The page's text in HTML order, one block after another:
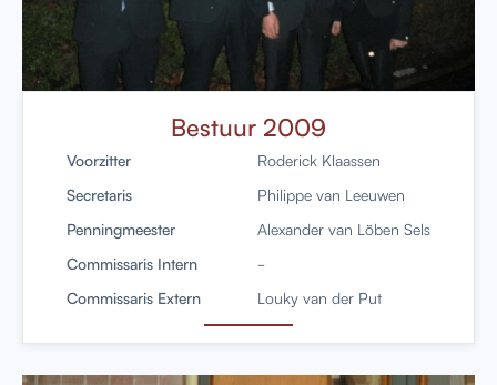
Bestuur 2009
Voorzitter
Roderick Klaassen
Secretaris
Philippe van Leeuwen
Penningmeester
Alexander van Löben Sels
Commissaris Intern
-
Commissaris Extern
Louky van der Put